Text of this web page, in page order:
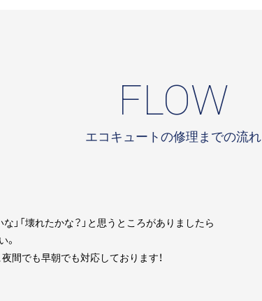
FLOW
エコキュートの修理までの流れ
」「壊れたかな？」と思うところがありましたら
。
間でも早朝でも対応しております！